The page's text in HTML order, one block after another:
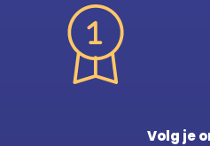
Volg je